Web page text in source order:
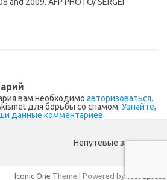
вам необходимо авторизоваться.
для борьбы со спамом. Узнайте,
данные комментариев.
Непутевые заметки.
Iconic One Theme | Powered by